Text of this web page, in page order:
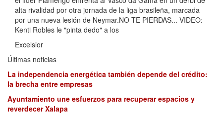
alta rivalidad por otra jornada de la liga brasileña, marcada
por una nueva lesión de Neymar.NO TE PIERDAS... VIDEO:
Kenti Robles le "pinta dedo" a los
Excelsior
Últimas noticias
La independencia energética también depende del crédito:
la brecha entre empresas
Ayuntamiento une esfuerzos para recuperar espacios y
reverdecer Xalapa